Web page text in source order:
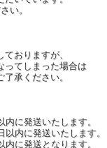
い。
おりますが、
ってしまった場合は
承ください。
に発送いたします。
内に発送いたします。
に発送となります。